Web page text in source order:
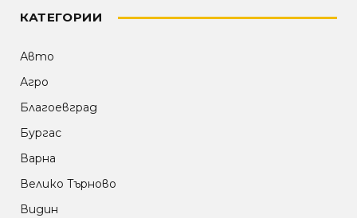
КАТЕГОРИИ
Авто
Агро
Благоевград
Бургас
Варна
Велико Търново
Видин